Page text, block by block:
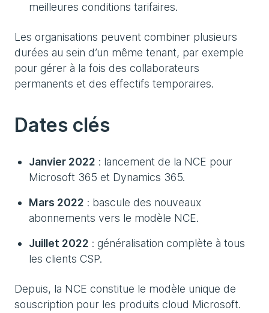
meilleures conditions tarifaires.
Les organisations peuvent combiner plusieurs
durées au sein d’un même tenant, par exemple
pour gérer à la fois des collaborateurs
permanents et des effectifs temporaires.
Dates clés
Janvier 2022 : lancement de la NCE pour
Microsoft 365 et Dynamics 365.
Mars 2022 : bascule des nouveaux
abonnements vers le modèle NCE.
Juillet 2022 : généralisation complète à tous
les clients CSP.
Depuis, la NCE constitue le modèle unique de
souscription pour les produits cloud Microsoft.